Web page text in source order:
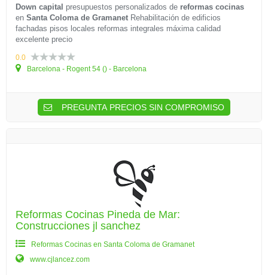
Down capital presupuestos personalizados de reformas cocinas
en Santa Coloma de Gramanet Rehabilitación de edificios
fachadas pisos locales reformas integrales máxima calidad
excelente precio
0.0
Barcelona - Rogent 54 () - Barcelona
PREGUNTA PRECIOS SIN COMPROMISO
Reformas Cocinas Pineda de Mar:
Construcciones jl sanchez
Reformas Cocinas en Santa Coloma de Gramanet
www.cjlancez.com